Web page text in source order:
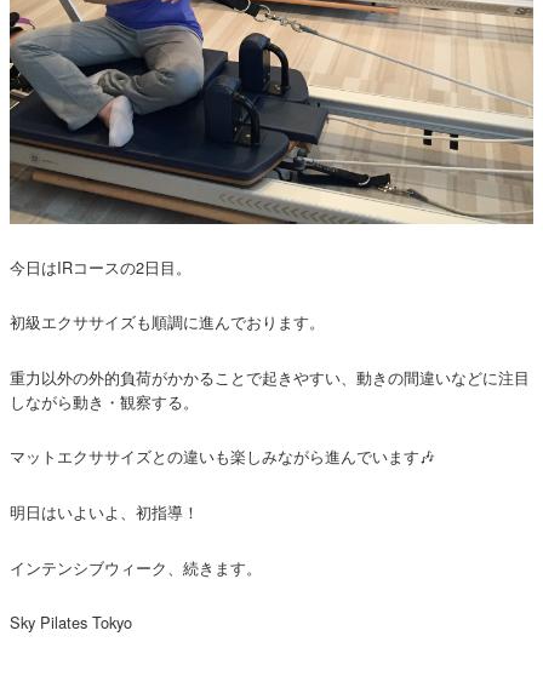
今日はIRコースの2日目。
初級エクササイズも順調に進んでおります。
重力以外の外的負荷がかかることで起きやすい、動きの間違いなどに注目
しながら動き・観察する。
マットエクササイズとの違いも楽しみながら進んでいます🎶
明日はいよいよ、初指導！
インテンシブウィーク、続きます。
Sky Pilates Tokyo